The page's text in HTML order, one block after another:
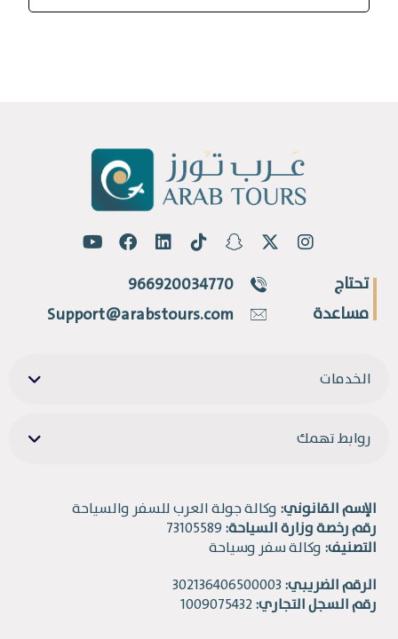
تحتاج
مساعدة
966920034770
Support@arabstours.com
الخدمات
روابط تهمك
الإسم القانوني: وكالة جولة العرب للسفر والسياحة
رقم رخصة وزارة السياحة:
التصنيف: وكالة سفر وسياحة
الرقم الضريبي:
رقم السجل التجاري: